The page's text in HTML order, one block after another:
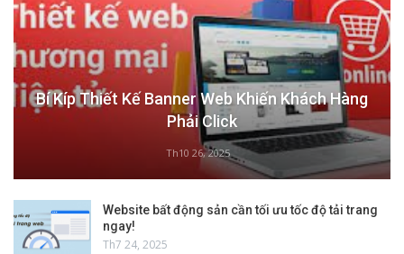
Bí Kíp Thiết Kế Banner Web Khiến Khách Hàng
Phải Click
Th10 26, 2025
Website bất động sản cần tối ưu tốc độ tải trang
ngay!
Th7 24, 2025